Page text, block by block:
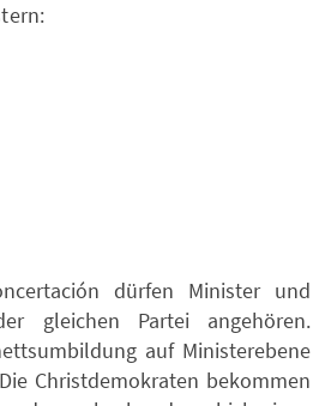
dürfen Minister und
gleichen Partei angehören.
auf Ministerebene
Christdemokraten bekommen